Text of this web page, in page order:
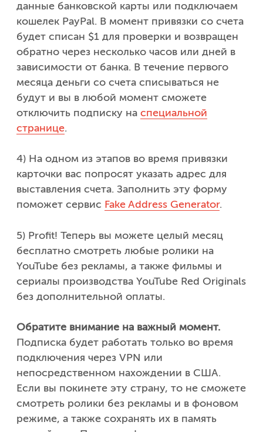
данные банковской карты или подключаем
кошелек PayPal. В момент привязки со счета
будет списан $1 для проверки и возвращен
обратно через несколько часов или дней в
зависимости от банка. В течение первого
месяца деньги со счета списываться не
будут и вы в любой момент сможете
отключить подписку на специальной
странице.
4) На одном из этапов во время привязки
карточки вас попросят указать адрес для
выставления счета. Заполнить эту форму
поможет сервис Fake Address Generator.
5) Profit! Теперь вы можете целый месяц
бесплатно смотреть любые ролики на
YouTube без рекламы, а также фильмы и
сериалы производства YouTube Red Originals
без дополнительной оплаты.
Обратите внимание на важный момент.
Подписка будет работать только во время
подключения через VPN или
непосредственном нахождении в США.
Если вы покинете эту страну, то не сможете
смотреть ролики без рекламы и в фоновом
режиме, а также сохранять их в память